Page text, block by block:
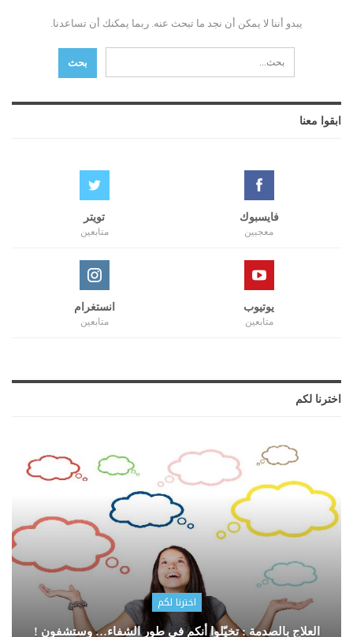
يبدو أننا لا يمكن أن نجد ما تبحث عنه. ربما يمكنك أن تساعدنا.
ابقوا معنا
فايسبوك
معجبين
تويتر
متابعين
يوتيوب
متابعين
انستغرام
متابعين
اخترنا لكم
اخترنا لكم
العلاج بالصدمة : تخيّلوا أنكم في طور الشفاء… وستشفون !